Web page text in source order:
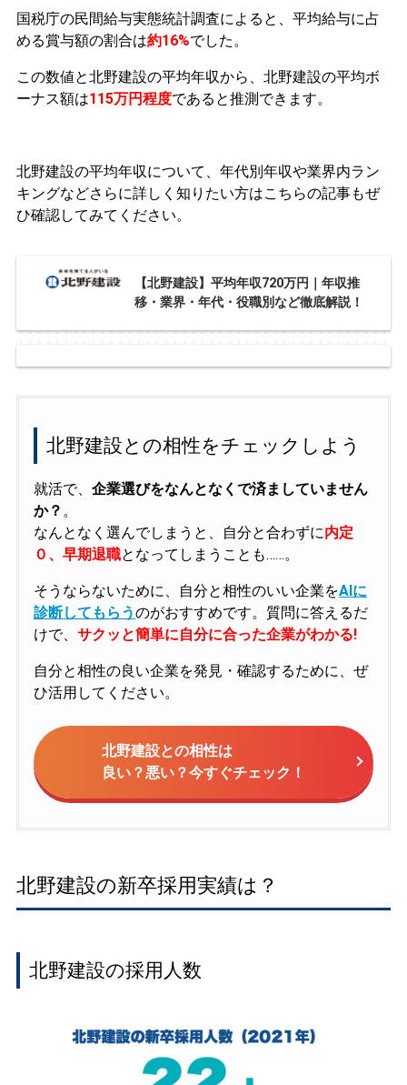
国税庁の民間給与実態統計調査によると、平均給与に占
める賞与額の割合は約16%でした。
この数値と北野建設の平均年収から、北野建設の平均ボ
ーナス額は115万円程度であると推測できます。
北野建設の平均年収について、年代別年収や業界内ラン
キングなどさらに詳しく知りたい方はこちらの記事もぜ
ひ確認してみてください。
【北野建設】平均年収720万円｜年収推
移・業界・年代・役職別など徹底解説！
北野建設との相性をチェックしよう
就活で、 企業選びをなんとなくで済ましていません
か？ 。
なんとなく選んでしまうと、自分と合わずに内定
０、早期退職となってしまうことも……。
そうならないために、自分と相性のいい企業をAIに
診断してもらうのがおすすめです。質問に答えるだ
けで、 サクッと簡単に自分に合った企業がわかる!
自分と相性の良い企業を発見・確認するために、ぜ
ひ活用してください。
北野建設との相性は
良い？悪い？今すぐチェック！
北野建設の新卒採用実績は？
北野建設の採用人数